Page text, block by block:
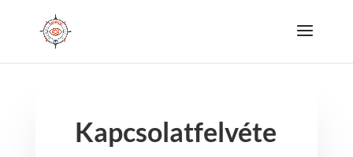
Kapcsolatfelvéte